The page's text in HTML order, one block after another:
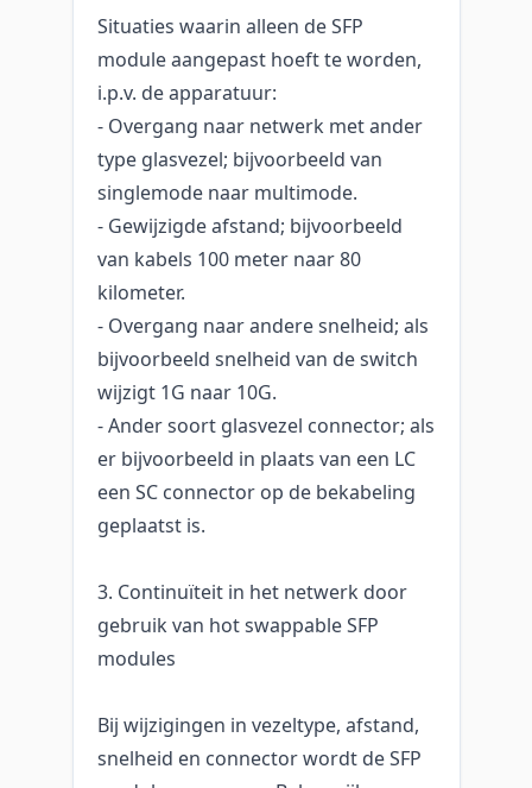
Situaties waarin alleen de SFP
module aangepast hoeft te worden,
i.p.v. de apparatuur:
- Overgang naar netwerk met ander
type glasvezel; bijvoorbeeld van
singlemode naar multimode.
- Gewijzigde afstand; bijvoorbeeld
van kabels 100 meter naar 80
kilometer.
- Overgang naar andere snelheid; als
bijvoorbeeld snelheid van de switch
wijzigt 1G naar 10G.
- Ander soort glasvezel connector; als
er bijvoorbeeld in plaats van een LC
een SC connector op de bekabeling
geplaatst is.
3. Continuïteit in het netwerk door
gebruik van hot swappable SFP
modules
Bij wijzigingen in vezeltype, afstand,
snelheid en connector wordt de SFP